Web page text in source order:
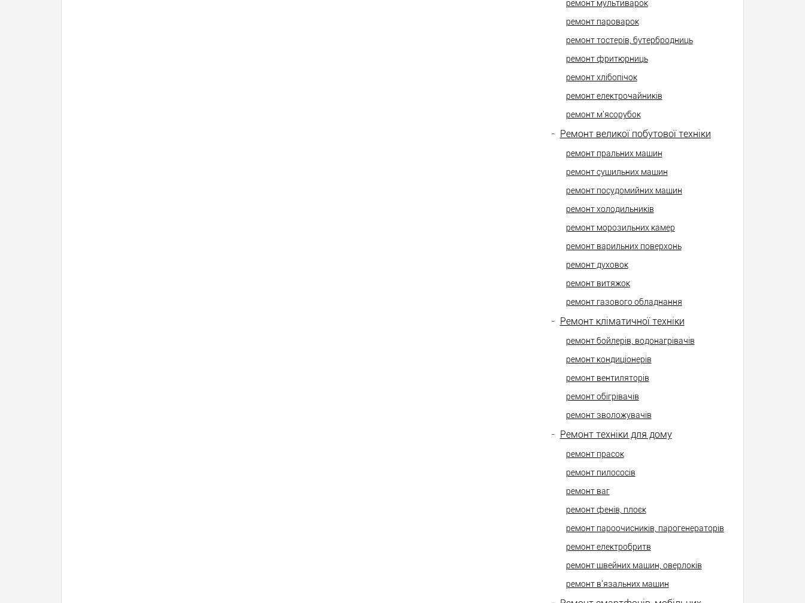
ремонт мультиварок
ремонт пароварок
ремонт тостерів, бутербродниць
ремонт фритюрниць
ремонт хлібопічок
ремонт електрочайників
ремонт м'ясорубок
- Ремонт великої побутової техніки
ремонт пральних машин
ремонт сушильних машин
ремонт посудомийних машин
ремонт холодильників
ремонт морозильних камер
ремонт варильних поверхонь
ремонт духовок
ремонт витяжок
ремонт газового обладнання
- Ремонт кліматичної техніки
ремонт бойлерів, водонагрівачів
ремонт кондиціонерів
ремонт вентиляторів
ремонт обігрівачів
ремонт зволожувачів
- Ремонт техніки для дому
ремонт прасок
ремонт пилососів
ремонт ваг
ремонт фенів, плоєк
ремонт пароочисників, парогенераторів
ремонт електробритв
ремонт швейних машин, оверлоків
ремонт в'язальних машин